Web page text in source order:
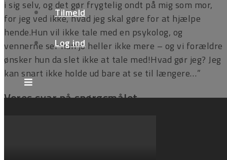
Tilmeld
Log ind
i sig selv, og det gør frygtelig ondt på mig som mor,
for jeg ved ikke, hvad jeg skal gøre for at hjælpe
hende.Hun vil ikke tale med en psykolog, og
vennerne ser hun jo heller ikke mere – og vi forældre
ønsker hun da slet ikke at tale med!Hvad gør jeg? Jeg
kan snart ikke holde ud bare at se til længere…”
Vores svar på spørgsmålet